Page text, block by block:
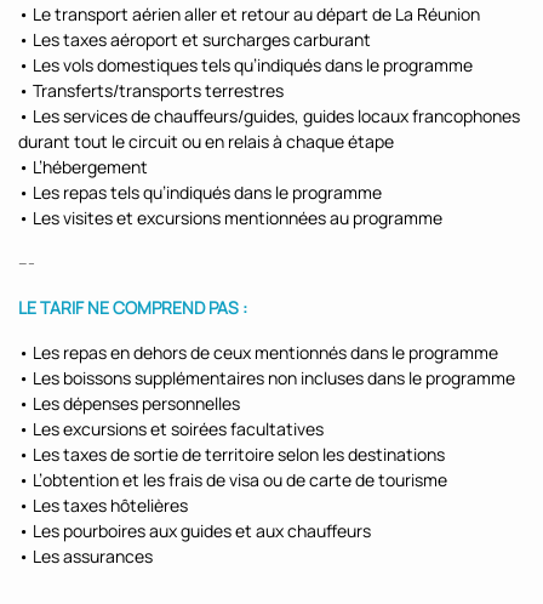
• Le transport aérien aller et retour au départ de La Réunion
• Les taxes aéroport et surcharges carburant
• Les vols domestiques tels qu’indiqués dans le programme
• Transferts/transports terrestres
• Les services de chauffeurs/guides, guides locaux francophones
durant tout le circuit ou en relais à chaque étape
• L’hébergement
• Les repas tels qu’indiqués dans le programme
• Les visites et excursions mentionnées au programme
---
LE TARIF NE COMPREND PAS :
• Les repas en dehors de ceux mentionnés dans le programme
• Les boissons supplémentaires non incluses dans le programme
• Les dépenses personnelles
• Les excursions et soirées facultatives
• Les taxes de sortie de territoire selon les destinations
• L’obtention et les frais de visa ou de carte de tourisme
• Les taxes hôtelières
• Les pourboires aux guides et aux chauffeurs
• Les assurances